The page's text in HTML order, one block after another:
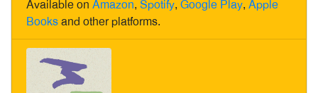
Available on Amazon, Spotify, Google Play, Apple
Booksand other platforms.